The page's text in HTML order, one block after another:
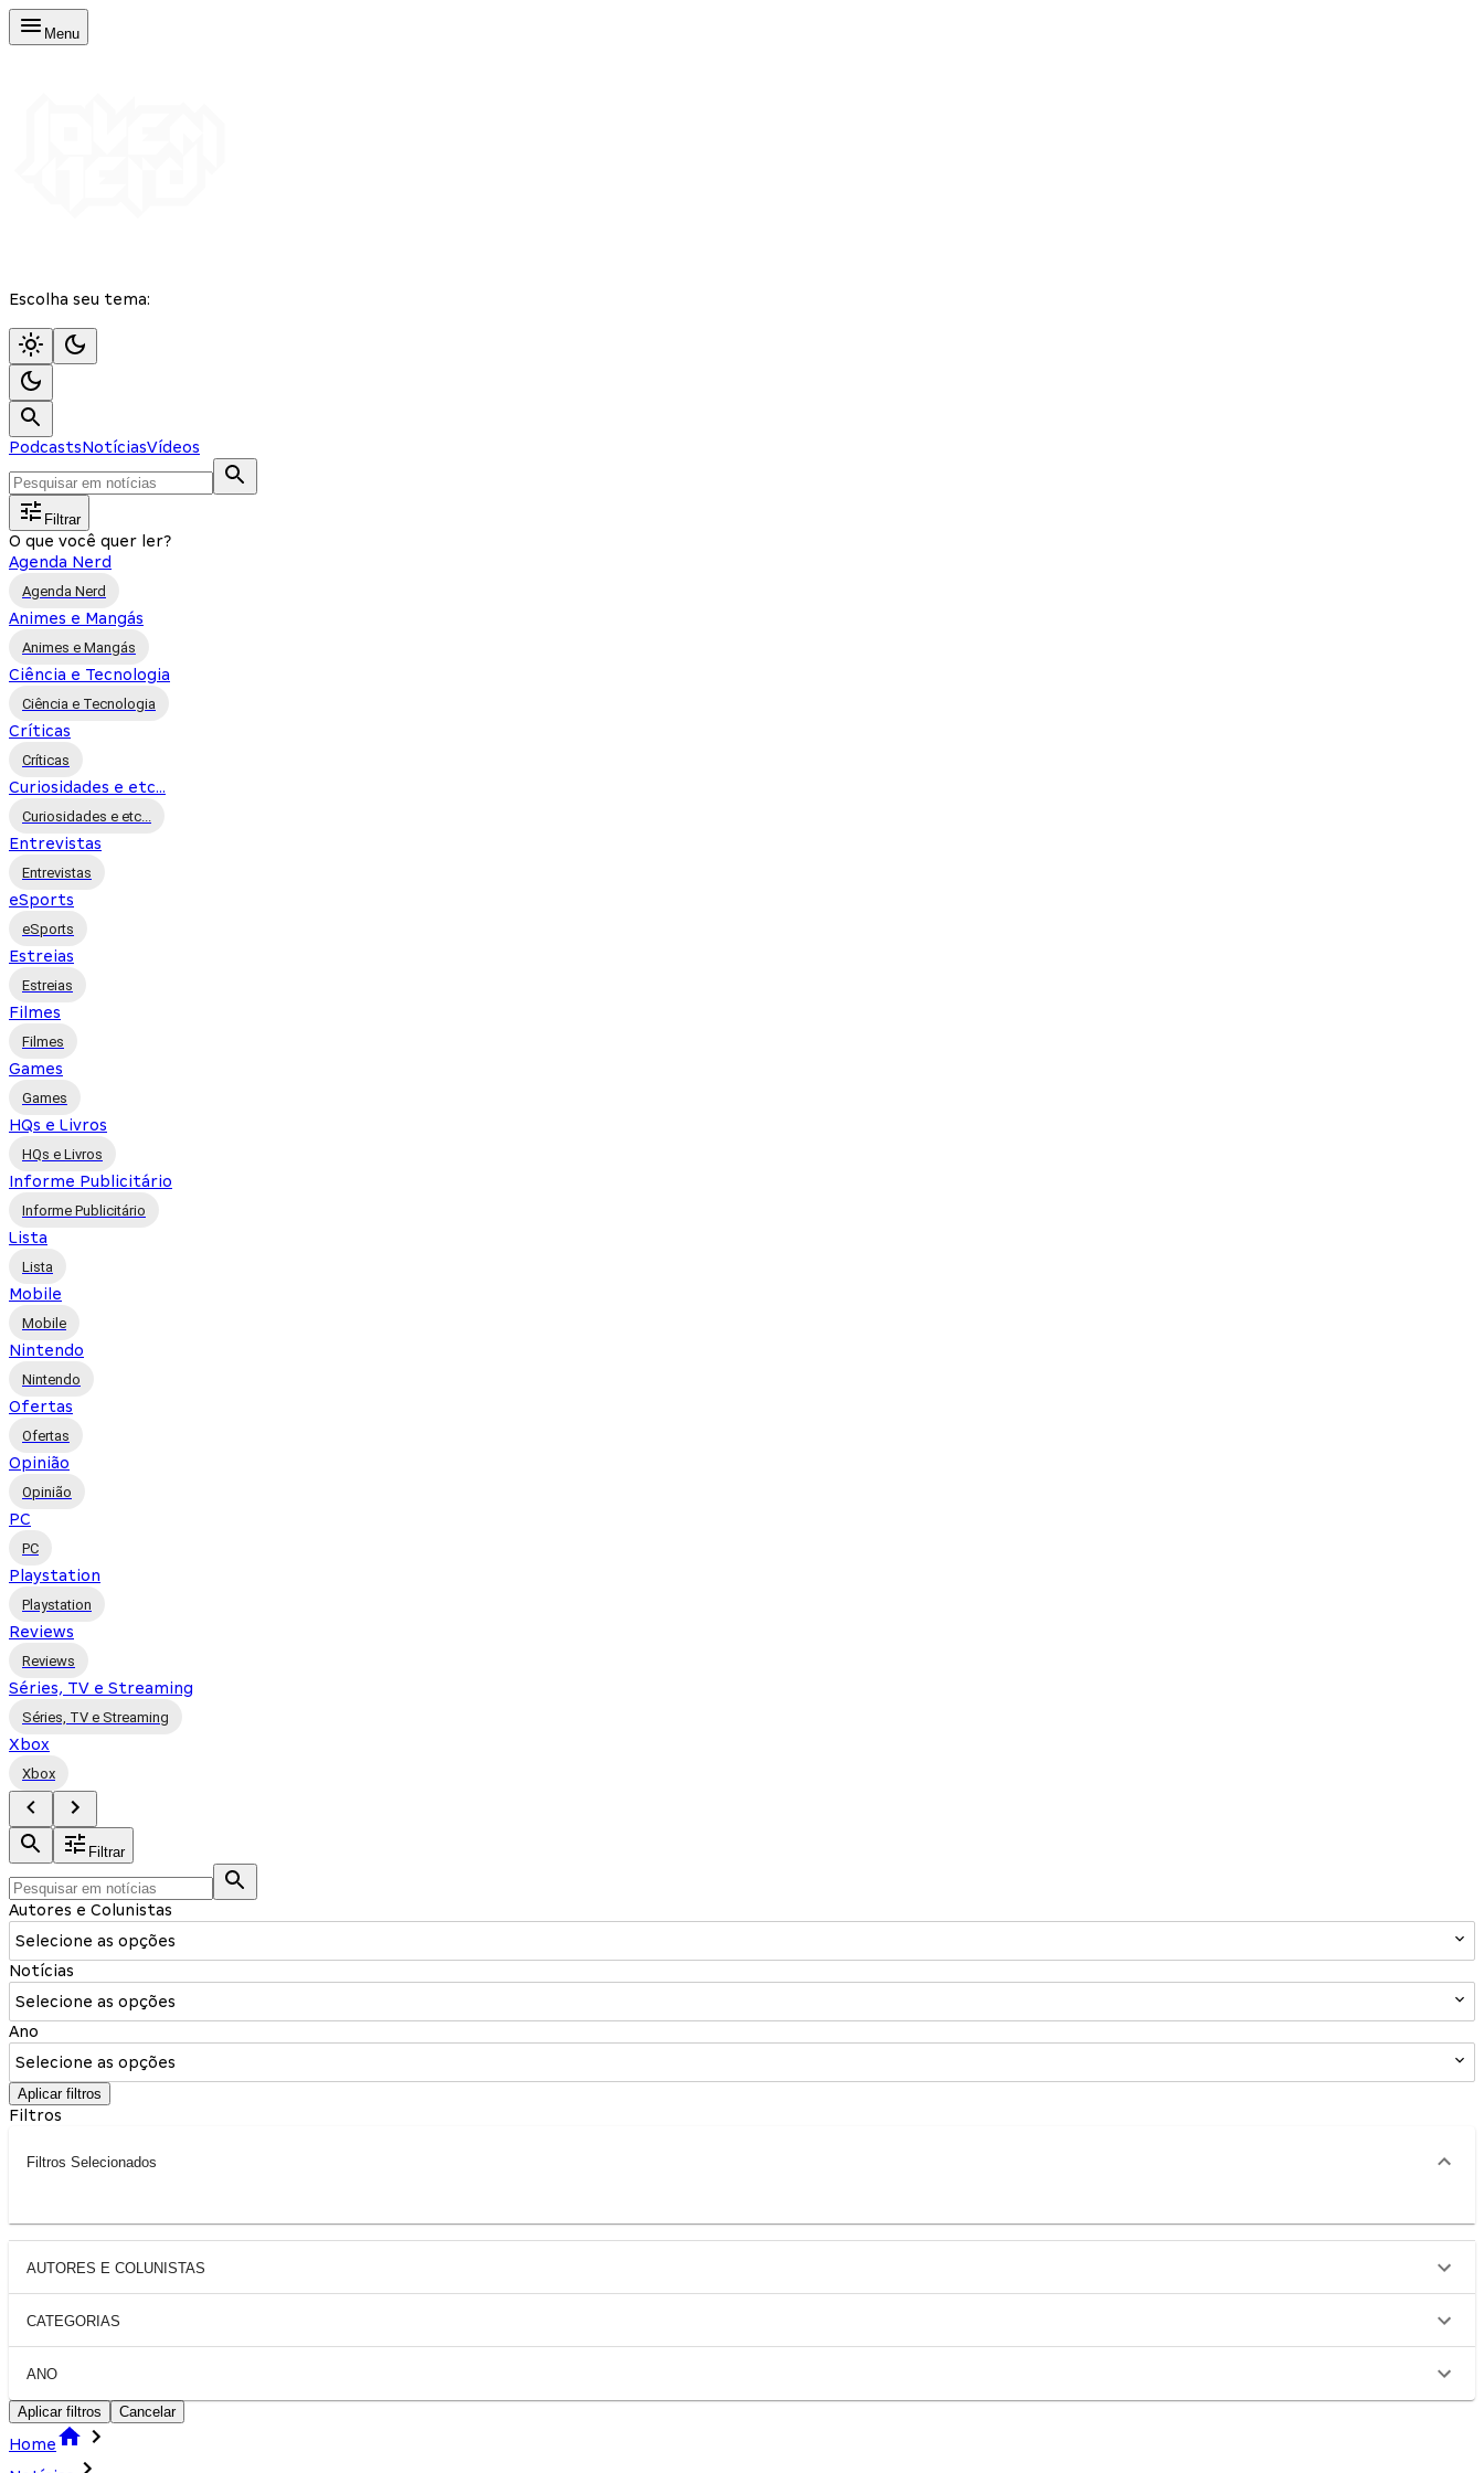
Menu
Escolha seu tema:
PodcastsNotíciasVídeos
Filtrar
O que você quer ler?
Agenda Nerd
Agenda Nerd
Animes e Mangás
Animes e Mangás
Ciência e Tecnologia
Ciência e Tecnologia
Críticas
Críticas
Curiosidades e etc...
Curiosidades e etc...
Entrevistas
Entrevistas
eSports
eSports
Estreias
Estreias
Filmes
Filmes
Games
Games
HQs e Livros
HQs e Livros
Informe Publicitário
Informe Publicitário
Lista
Lista
Mobile
Mobile
Nintendo
Nintendo
Ofertas
Ofertas
Opinião
Opinião
PC
PC
Playstation
Playstation
Reviews
Reviews
Séries, TV e Streaming
Séries, TV e Streaming
Xbox
Xbox
Filtrar
Autores e Colunistas
Selecione as opções
Notícias
Selecione as opções
Ano
Selecione as opções
Aplicar filtros
Filtros
Filtros Selecionados
AUTORES E COLUNISTAS
CATEGORIAS
ANO
Aplicar filtros Cancelar
Home